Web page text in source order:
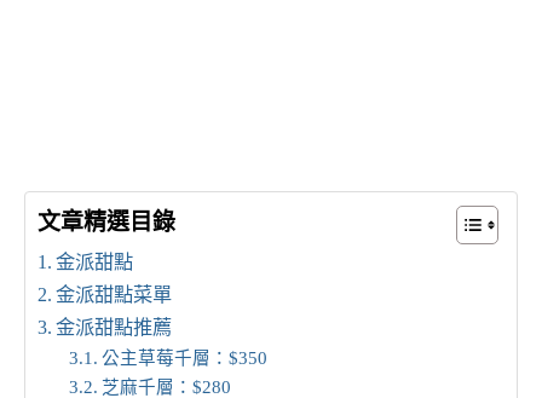
文章精選目錄
金派甜點
金派甜點菜單
金派甜點推薦
公主草莓千層：$350
芝麻千層：$280